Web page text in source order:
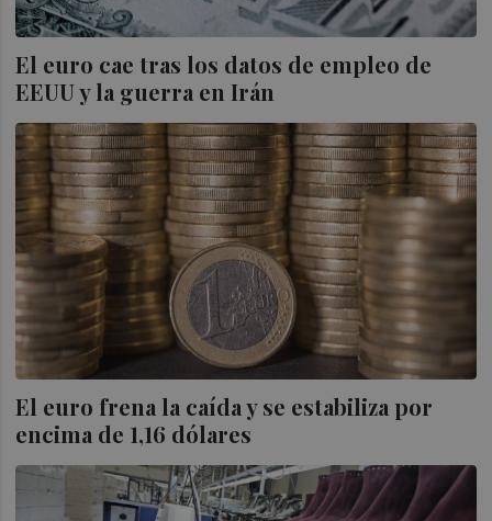
El euro cae tras los datos de empleo de
EEUU y la guerra en Irán
El euro frena la caída y se estabiliza por
encima de 1,16 dólares